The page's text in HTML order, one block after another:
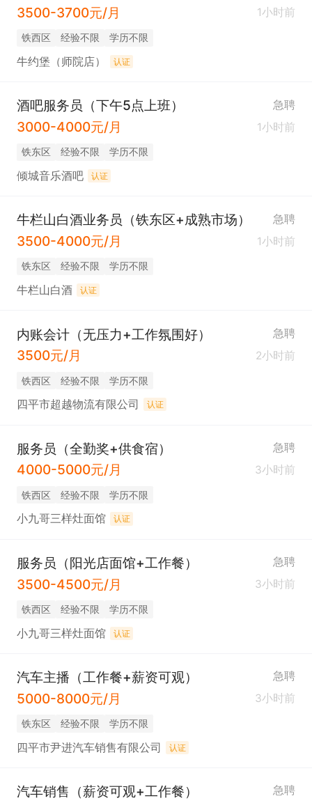
3500-3700元/月 1小时前
铁西区 经验不限 学历不限
牛约堡（师院店） 认证
酒吧服务员（下午5点上班） 急聘
3000-4000元/月 1小时前
铁东区 经验不限 学历不限
倾城音乐酒吧 认证
牛栏山白酒业务员（铁东区+成熟市场） 急聘
3500-4000元/月 1小时前
铁东区 经验不限 学历不限
牛栏山白酒 认证
内账会计（无压力+工作氛围好） 急聘
3500元/月 2小时前
铁西区 经验不限 学历不限
四平市超越物流有限公司 认证
服务员（全勤奖+供食宿） 急聘
4000-5000元/月 3小时前
铁西区 经验不限 学历不限
小九哥三样灶面馆 认证
服务员（阳光店面馆+工作餐） 急聘
3500-4500元/月 3小时前
铁西区 经验不限 学历不限
小九哥三样灶面馆 认证
汽车主播（工作餐+薪资可观） 急聘
5000-8000元/月 3小时前
铁东区 经验不限 学历不限
四平市尹进汽车销售有限公司 认证
汽车销售（薪资可观+工作餐） 急聘